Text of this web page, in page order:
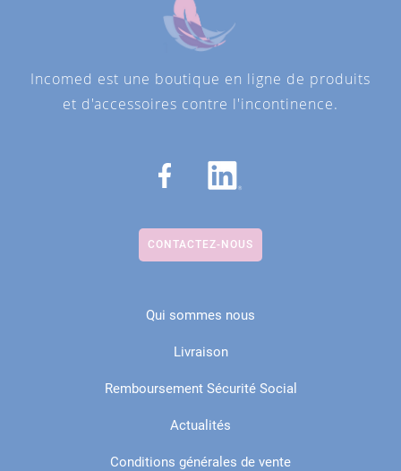
Incomed est une boutique en ligne de produits
et d'accessoires contre l'incontinence.
CONTACTEZ-NOUS
Qui sommes nous
Livraison
Remboursement Sécurité Social
Actualités
Conditions générales de vente